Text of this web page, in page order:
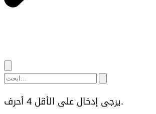
يرجى إدخال على الأقل 4 أحرف.